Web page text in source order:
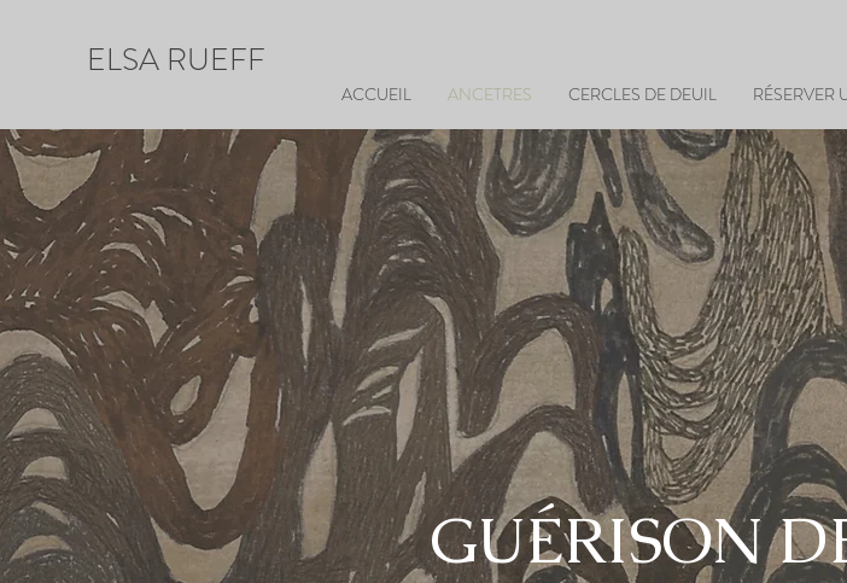
ELSA RUEFF
ACCUEIL ANCETRES CERCLES DE DEUIL RÉSERVER
GUÉRISON